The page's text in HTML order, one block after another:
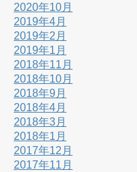
2020年10月
2019年4月
2019年2月
2019年1月
2018年11月
2018年10月
2018年9月
2018年4月
2018年3月
2018年1月
2017年12月
2017年11月